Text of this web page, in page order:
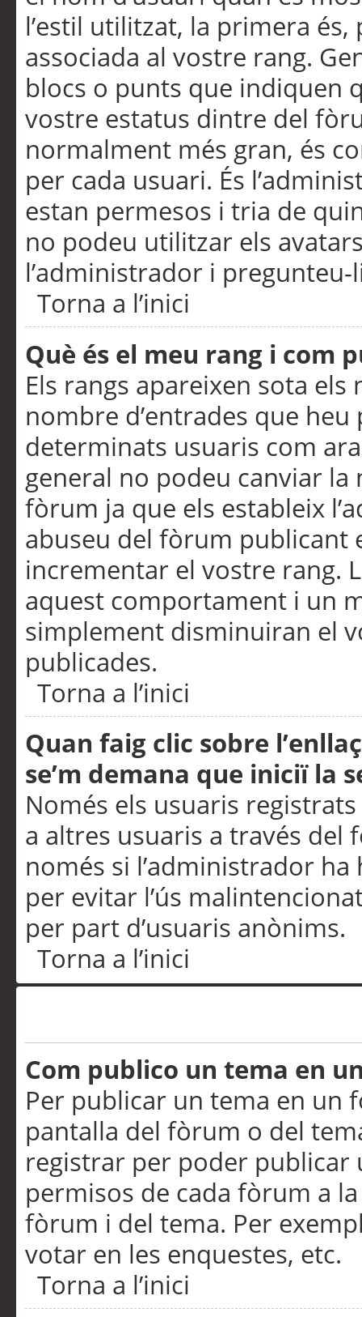
l’estil utilitzat, la primera
associada al vostre rang.
blocs o punts que indiquen
vostre estatus dintre del
normalment més gran, és
per cada usuari. És
estan permesos i tria de
no podeu utilitzar els
l’administrador i pregunteu-
Torna a l’inici
Què és el meu rang i com
Els rangs apareixen sota
nombre d’entrades que
determinats usuaris com
general no podeu canviar
fòrum ja que els estableix
abuseu del fòrum publicant
incrementar el vostre rang.
aquest comportament i un
simplement disminuiran el
publicades.
Torna a l’inici
Quan faig clic sobre
se’m demana que iniciï la
Només els usuaris
a altres usuaris a través
només si l’administrador
per evitar l’ús
per part d’usuaris anònims.
Torna a l’inici
Com publico un tema en
Per publicar un tema en un
pantalla del fòrum o del
registrar per poder publicar
permisos de cada fòrum a
fòrum i del tema. Per
votar en les enquestes, etc.
Torna a l’inici